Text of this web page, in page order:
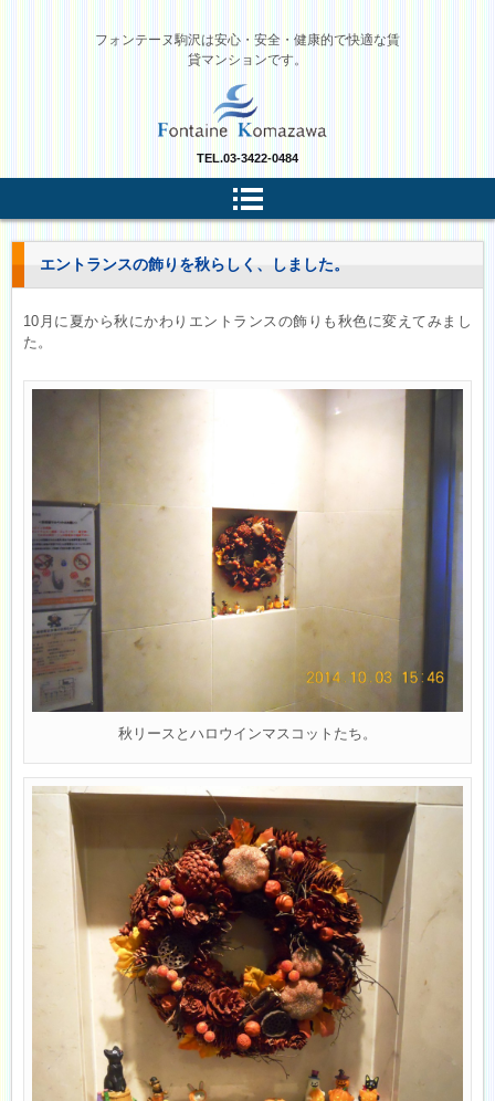
フォンテーヌ駒沢は安心・安全・健康的で快適な賃
貸マンションです。
TEL.03-3422-0484
エントランスの飾りを秋らしく、しました。
10月に夏から秋にかわりエントランスの飾りも秋色に変えてみまし
た。
秋リースとハロウインマスコットたち。